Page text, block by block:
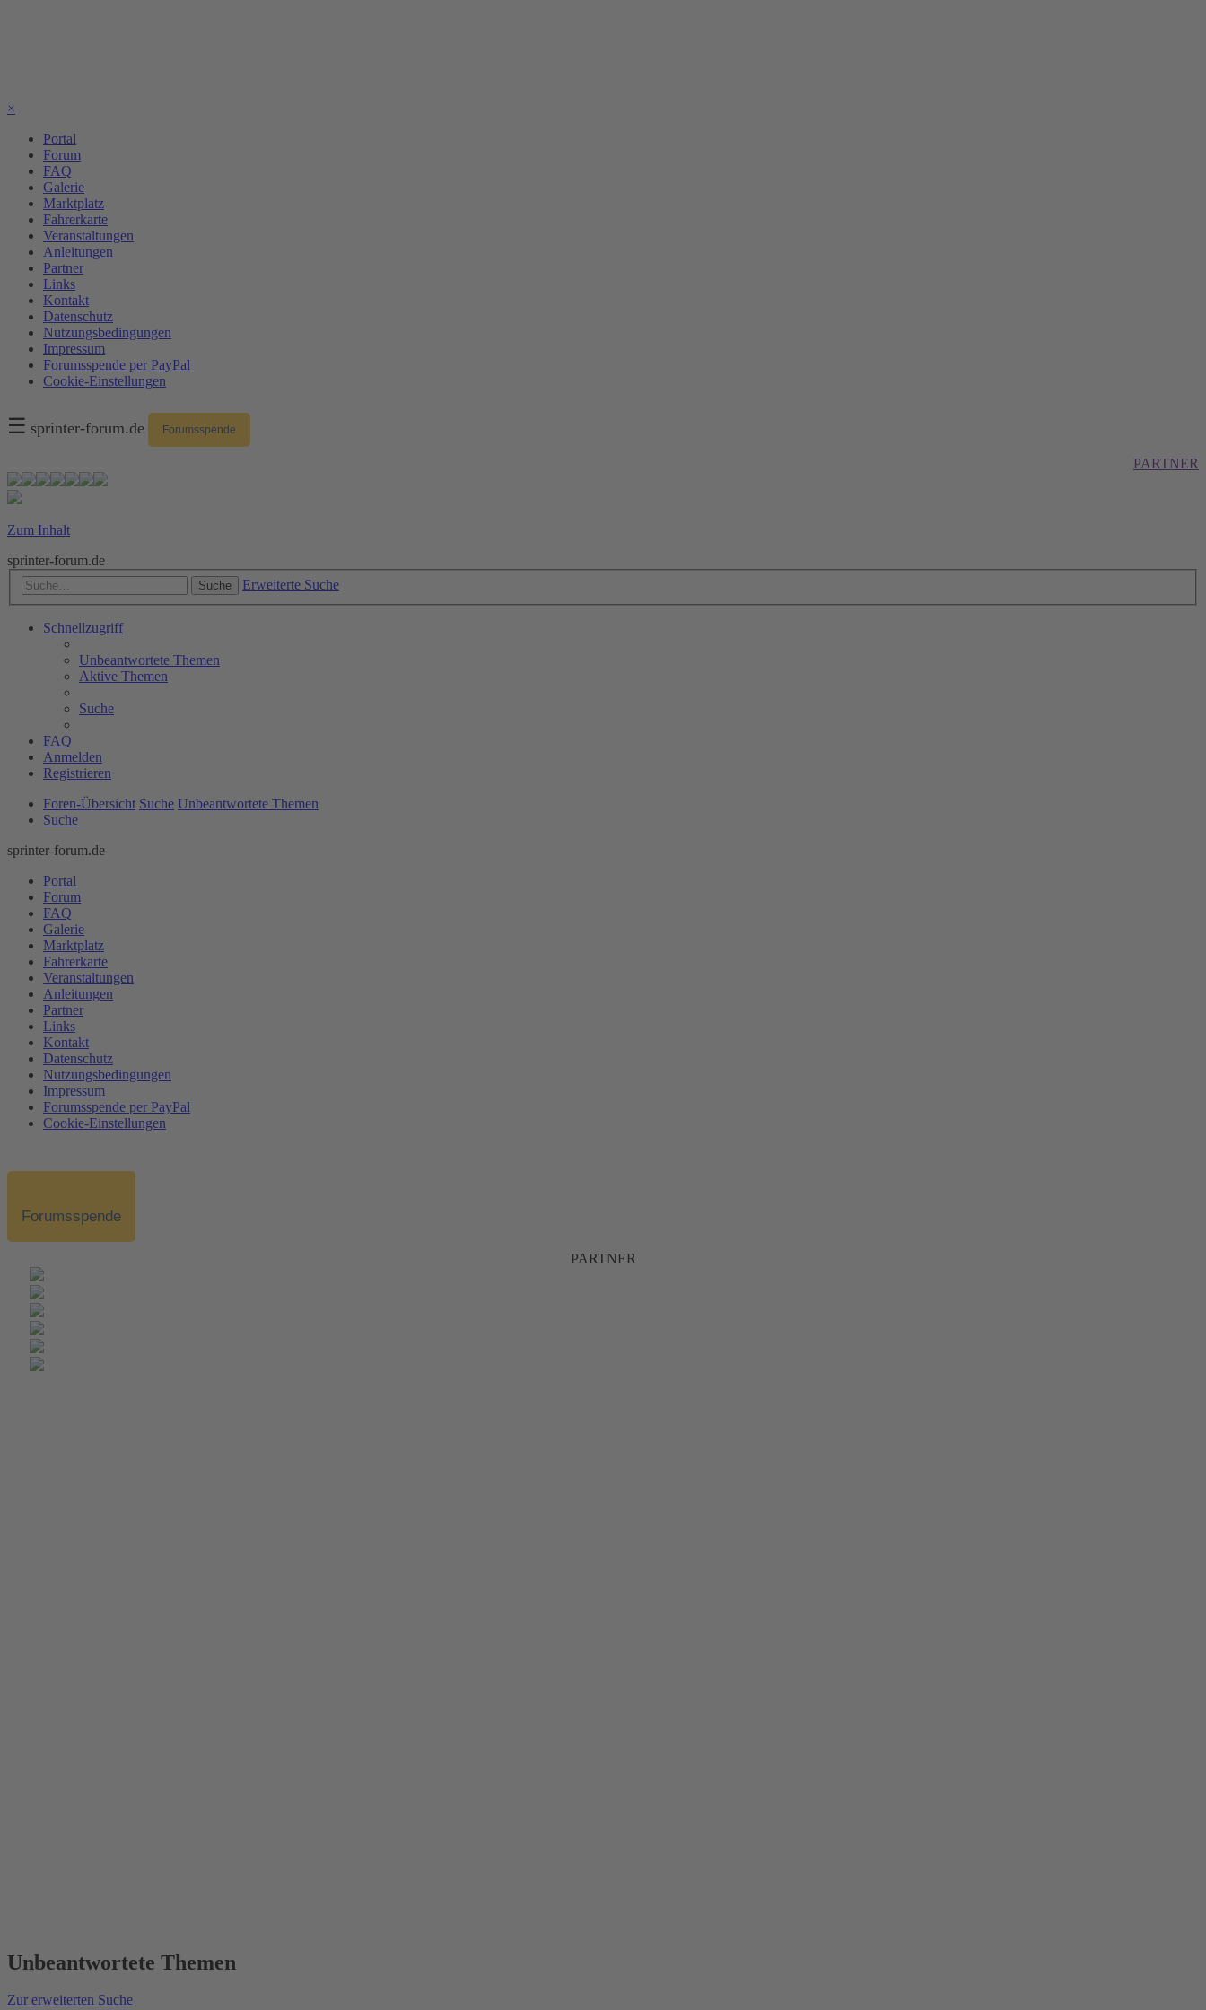
×
Portal
Forum
FAQ
Galerie
Marktplatz
Fahrerkarte
Veranstaltungen
Anleitungen
Partner
Links
Kontakt
Datenschutz
Nutzungsbedingungen
Impressum
Forumsspende per PayPal
Cookie-Einstellungen
☰ sprinter-forum.de Forumsspende
PARTNER
Zum Inhalt
sprinter-forum.de
Suche Erweiterte Suche
Schnellzugriff
Unbeantwortete Themen
Aktive Themen
Suche
FAQ
Anmelden
Registrieren
Foren-Übersicht Suche Unbeantwortete Themen
Suche
sprinter-forum.de
Portal
Forum
FAQ
Galerie
Marktplatz
Fahrerkarte
Veranstaltungen
Anleitungen
Partner
Links
Kontakt
Datenschutz
Nutzungsbedingungen
Impressum
Forumsspende per PayPal
Cookie-Einstellungen
Forumsspende
PARTNER
Unbeantwortete Themen
Zur erweiterten Suche